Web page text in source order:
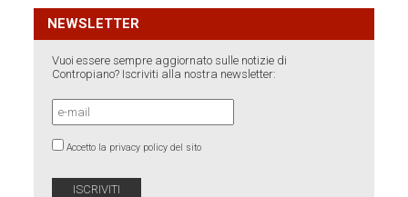
NEWSLETTER
Vuoi essere sempre aggiornato sulle notizie di
Contropiano? Iscriviti alla nostra newsletter:
Accetto la privacy policy del sito